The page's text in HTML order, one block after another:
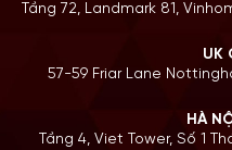
Tầng 72, Landmark 81,
UK
57-59 Friar Lane
HÀ
Tầng 4, Viet Tower, Số 1